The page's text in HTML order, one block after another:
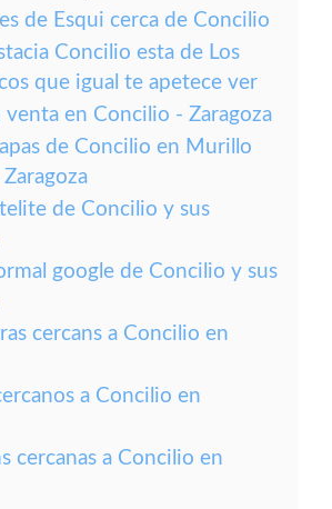
de Esqui cerca de Concilio
Concilio esta de Los
que igual te apetece ver
venta en Concilio - Zaragoza
de Concilio en Murillo
de Concilio y sus
google de Concilio y sus
cercans a Concilio en
a Concilio en
cercanas a Concilio en